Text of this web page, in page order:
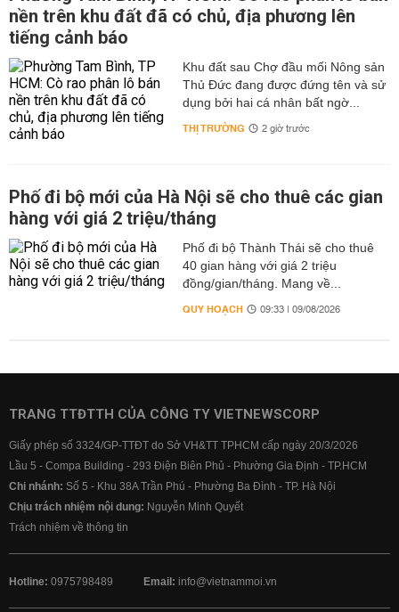
nền trên khu đất đã có chủ, địa phương lên
tiếng cảnh báo
Khu đất sau Chợ đầu mối Nông sản
Thủ Đức đang được đứng tên và sử
dụng bởi hai cá nhân bất ngờ...
THỊ TRƯỜNG 2 giờ trước
Phố đi bộ mới của Hà Nội sẽ cho thuê các gian
hàng với giá 2 triệu/tháng
Phố đi bộ Thành Thái sẽ cho thuê
40 gian hàng với giá 2 triệu
đồng/gian/tháng. Mang về...
QUY HOẠCH 09:33 | 09/08/2026
TRANG TTĐTTH CỦA CÔNG TY VIETNEWSCORP
Giấy phép số 3324/GP-TTĐT do Sở VH&TT TPHCM cấp ngày 20/3/2026
Lầu 5 - Compa Building - 293 Điện Biên Phủ - Phường Gia Định - TP.HCM
Chi nhánh: Số 5 - Khu 38A Trần Phú - Phường Ba Đình - TP. Hà Nội
Chịu trách nhiệm nội dung: Nguyễn Minh Quyết
Trách nhiệm về thông tin
Hotline: 0975798489 Email: info@vietnammoi.vn